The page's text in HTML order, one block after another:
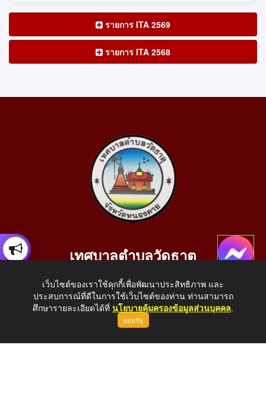
รายการ ITA 2569
รายการ ITA 2568
เทศบาลตำบลวัดธาตุ
อ.เมือง จ.หนองคาย 43000
โทรศัพท์: 042-414758 โทรสาร: 042-414759
E-Mail: saraban_05430110@dla.go.th
เว็บไซต์ของเราใช้คุกกี้เพื่อพัฒนาประสิทธิภาพ และ
ประสบการณ์ที่ดีในการใช้เว็บไซต์ของท่าน ท่านสามารถ
ศึกษารายละเอียดได้ที่ นโยบายคุ้มครองข้อมูลส่วนบุคคล.
ยอมรับ